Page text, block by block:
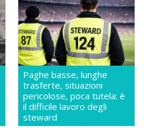
Paghe basse, lunghe
trasferte, situazioni
pericolose, poca tutela: è
il difficile lavoro degli
steward